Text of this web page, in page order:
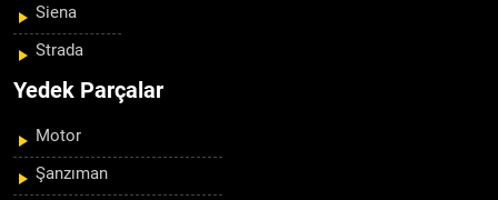
Siena
Strada
Yedek Parçalar
Motor
Şanzıman